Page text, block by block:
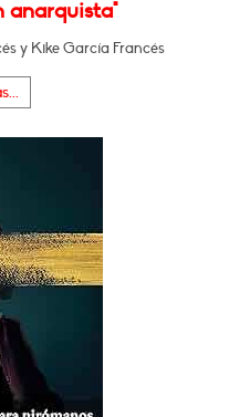
anarquista"
y Kike García Francés